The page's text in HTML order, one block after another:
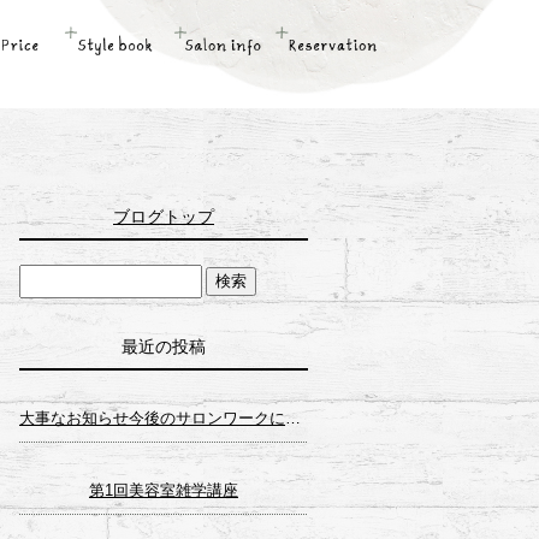
ブログトップ
最近の投稿
大事なお知らせ今後のサロンワークについて
第1回美容室雑学講座